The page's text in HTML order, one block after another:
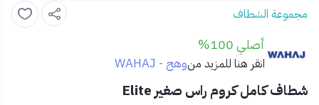
مجموعة الشطاف
أصلي 100%
انقر هنا للمزيد منوهج - WAHAJ
شطاف كامل كروم راس صغير Elite